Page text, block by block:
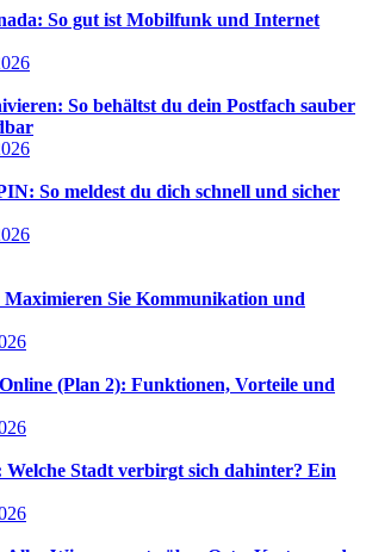
So gut ist Mobilfunk und Internet
So behältst du dein Postfach sauber
So meldest du dich schnell und sicher
Maximieren Sie Kommunikation und
(Plan 2): Funktionen, Vorteile und
Welche Stadt verbirgt sich dahinter? Ein